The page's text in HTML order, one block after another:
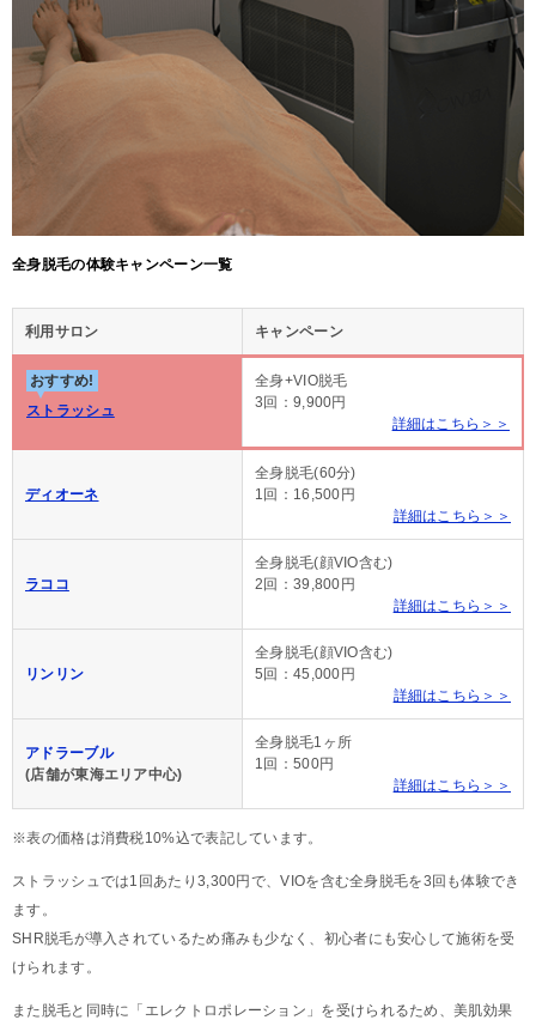
全身脱毛の体験キャンペーン一覧
利用サロン キャンペーン
おすすめ!
ストラッシュ
全身+VIO脱毛
3回：9,900円
詳細はこちら＞＞
ディオーネ
全身脱毛(60分)
1回：16,500円
詳細はこちら＞＞
ラココ
全身脱毛(顔VIO含む)
2回：39,800円
詳細はこちら＞＞
リンリン
全身脱毛(顔VIO含む)
5回：45,000円
詳細はこちら＞＞
アドラーブル
(店舗が東海エリア中心)
全身脱毛1ヶ所
1回：500円
詳細はこちら＞＞
※表の価格は消費税10%込で表記しています。
ストラッシュでは1回あたり3,300円で、VIOを含む全身脱毛を3回も体験でき
ます。
SHR脱毛が導入されているため痛みも少なく、初心者にも安心して施術を受
けられます。
また脱毛と同時に「エレクトロポレーション」を受けられるため、美肌効果